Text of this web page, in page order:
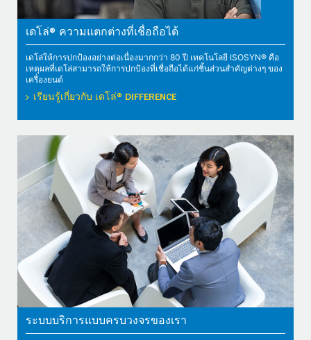
เดโล่® ความแตกต่างที่เชื่อถือได้
เดโล่ให้การปกป้องอย่างต่อเนื่องมากกว่า 80 ปี เทคโนโลยี ISOSYN® คือ
เหตุผลที่เดโล่สามารถให้การปกป้องที่เชื่อถือได้แก่ชิ้นส่วนสำคัญต่างๆ ของ
เครื่องยนต์
เรียนรู้เกี่ยวกับ เดโล่® DIFFERENCE
ระบบบริการแบบครบวงจรของเรา